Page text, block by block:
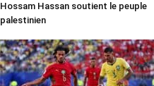
Hossam Hassan soutient le peuple
palestinien